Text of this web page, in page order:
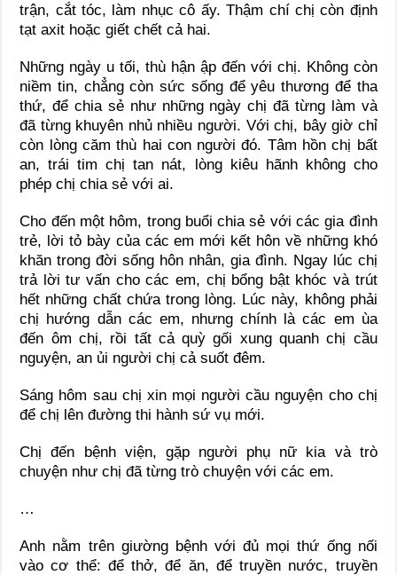
trận, cắt tóc, làm nhục cô ấy. Thậm chí chị còn định
tạt axit hoặc giết chết cả hai.
Những ngày u tối, thù hận ập đến với chị. Không còn
niềm tin, chẳng còn sức sống để yêu thương để tha
thứ, để chia sẻ như những ngày chị đã từng làm và
đã từng khuyên nhủ nhiều người. Với chị, bây giờ chỉ
còn lòng căm thù hai con người đó. Tâm hồn chị bất
an, trái tim chị tan nát, lòng kiêu hãnh không cho
phép chị chia sẻ với ai.
Cho đến một hôm, trong buổi chia sẻ với các gia đình
trẻ, lời tỏ bày của các em mới kết hôn về những khó
khăn trong đời sống hôn nhân, gia đình. Ngay lúc chị
trả lời tư vấn cho các em, chị bổng bật khóc và trút
hết những chất chứa trong lòng. Lúc này, không phải
chị hướng dẫn các em, nhưng chính là các em ùa
đến ôm chị, rồi tất cả quỳ gối xung quanh chị cầu
nguyện, an ủi người chị cả suốt đêm.
Sáng hôm sau chị xin mọi người cầu nguyện cho chị
để chị lên đường thi hành sứ vụ mới.
Chị đến bệnh viện, gặp người phụ nữ kia và trò
chuyện như chị đã từng trò chuyện với các em.
…
Anh nằm trên giường bệnh với đủ mọi thứ ống nối
vào cơ thể: để thở, để ăn, để truyền nước, truyền